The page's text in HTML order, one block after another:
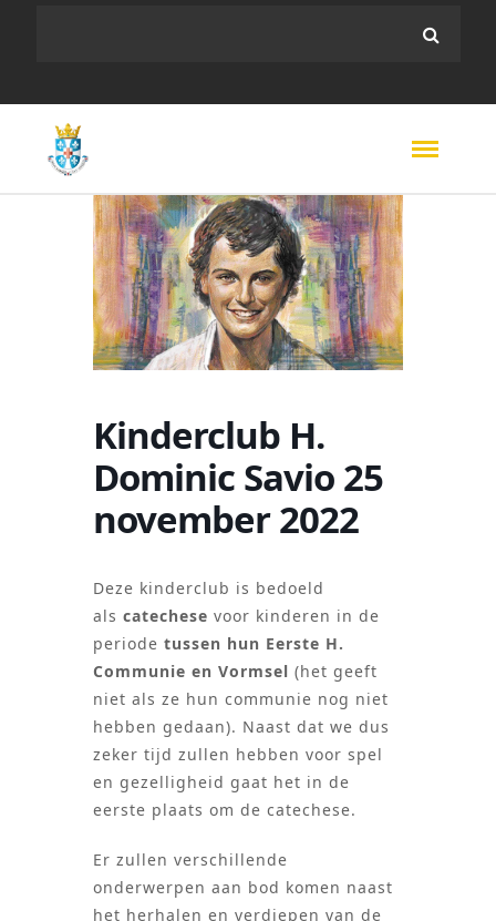
Kinderclub H.
Dominic Savio 25
november 2022
Deze kinderclub is bedoeld
als catechese voor kinderen in de
periode tussen hun Eerste H.
Communie en Vormsel (het geeft
niet als ze hun communie nog niet
hebben gedaan). Naast dat we dus
zeker tijd zullen hebben voor spel
en gezelligheid gaat het in de
eerste plaats om de catechese.
Er zullen verschillende
onderwerpen aan bod komen naast
het herhalen en verdiepen van de